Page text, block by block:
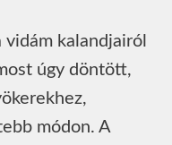
kalandjairól
úgy döntött,
módon. A